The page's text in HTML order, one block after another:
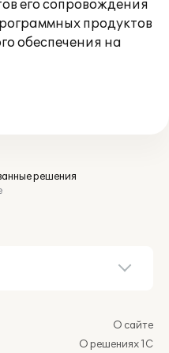
его сопровождения
продуктов
обеспечения на
решения
О сайте
О решениях 1С